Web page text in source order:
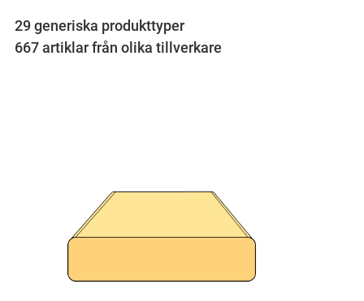
29 generiska produkttyper
667 artiklar från olika tillverkare